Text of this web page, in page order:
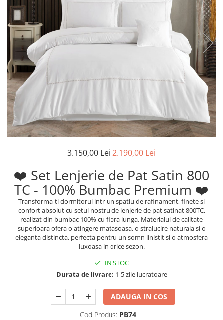
Cearceaf cu elastic
Cearceaf normal
Lenjerii De Pat Creponate
Lenjerii De Pat Bumbac Poplin 2
Persoane
Lenjerii De Pat Bumbac Poplin,
Matlasate, 2 Persoane
Lenjerii De Pat Bumbac Satinat 2
Persoane
Lenjerii De Pat Volanase
Lenjerii De Pat, Finet Premium 3D,
Lenjerii De Pat Catifea
Lenjerii De Pat Cocolino
Set Lenjerie De Pat Blana
Artificiala De Iepure, 6 Piese, 2
Persoane
Set Lenjerie Pat Blanita Iepure, 6
Piese, Cu Pilota Inclusa
Lenjerii De Pat Premium Collection
Set Lenjerie De Pat, 7 Piese, Cu
Pilota / Cuvertura Inclusa
Set Lenjerie De Pat Jacquard Regal,
11 Piese, Cuvertura Inclusa
3.150,00 Lei2.190,00 Lei
❤️ Set Lenjerie de Pat Satin 800
TC - 100% Bumbac Premium ❤️
Transforma-ti dormitorul intr-un spatiu de rafinament, finete si
confort absolut cu setul nostru de lenjerie de pat satinat 800TC,
realizat din bumbac 100% cu fibra lunga. Materialul de calitate
superioara ofera o atingere matasoasa, o stralucire naturala si o
eleganta distincta, perfecta pentru un somn linistit si o atmosfera
luxoasa in orice sezon.
IN STOC
Durata de livrare: 1-5 zile lucratoare
ADAUGA IN COS
Cod Produs: PB74